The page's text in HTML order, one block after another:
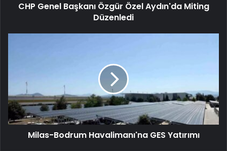
CHP Genel Başkanı Özgür Özel Aydın'da Miting
Düzenledi
Milas-Bodrum Havalimanı'na GES Yatırımı